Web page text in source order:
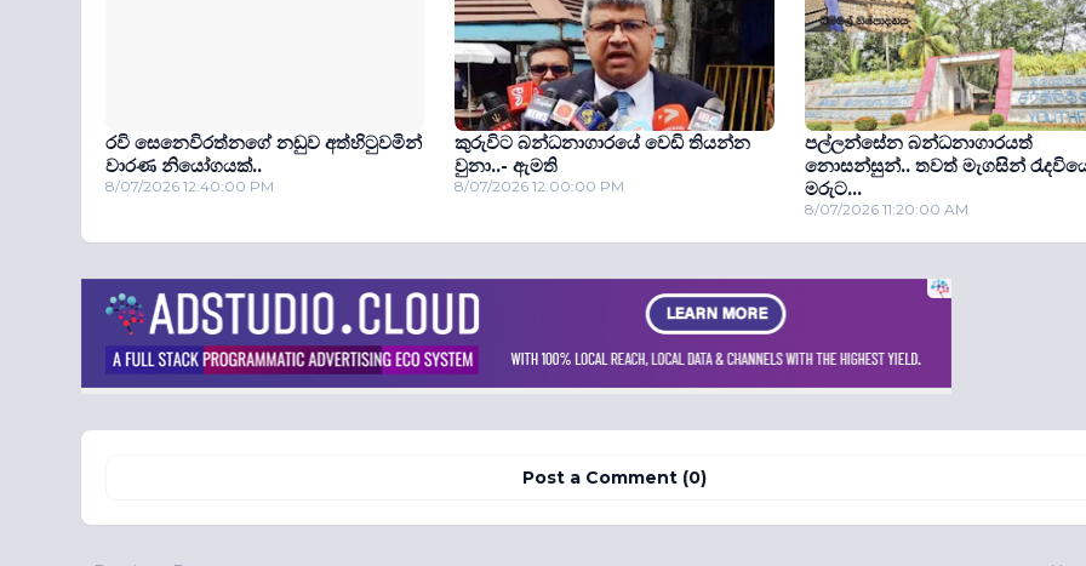
රවි සෙනෙවිරත්නගේ නඩුව අත්හිටුවමින්
වාරණ නියෝගයක්..
8/07/2026 12:40:00 PM
කුරුවිට බන්ධනාගාරයේ වෙඩි තියන්න
වුනා..- ඇමති
8/07/2026 12:00:00 PM
පල්ලන්සේන බන්ධනාගාරයත්
නොසන්සුන්.. තවත් මැගසින්
මරුට...
8/07/2026 11:20:00 AM
Post a Comment (0)